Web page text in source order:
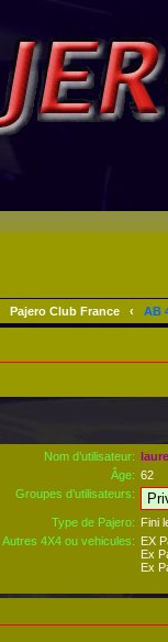
Pajero Club France ‹ AB
Nom d’utilisateur:
Âge: 62
Groupes d’utilisateurs:
Type de Pajero: Fini
Autres 4X4 ou vehicules: EX
Ex
Ex